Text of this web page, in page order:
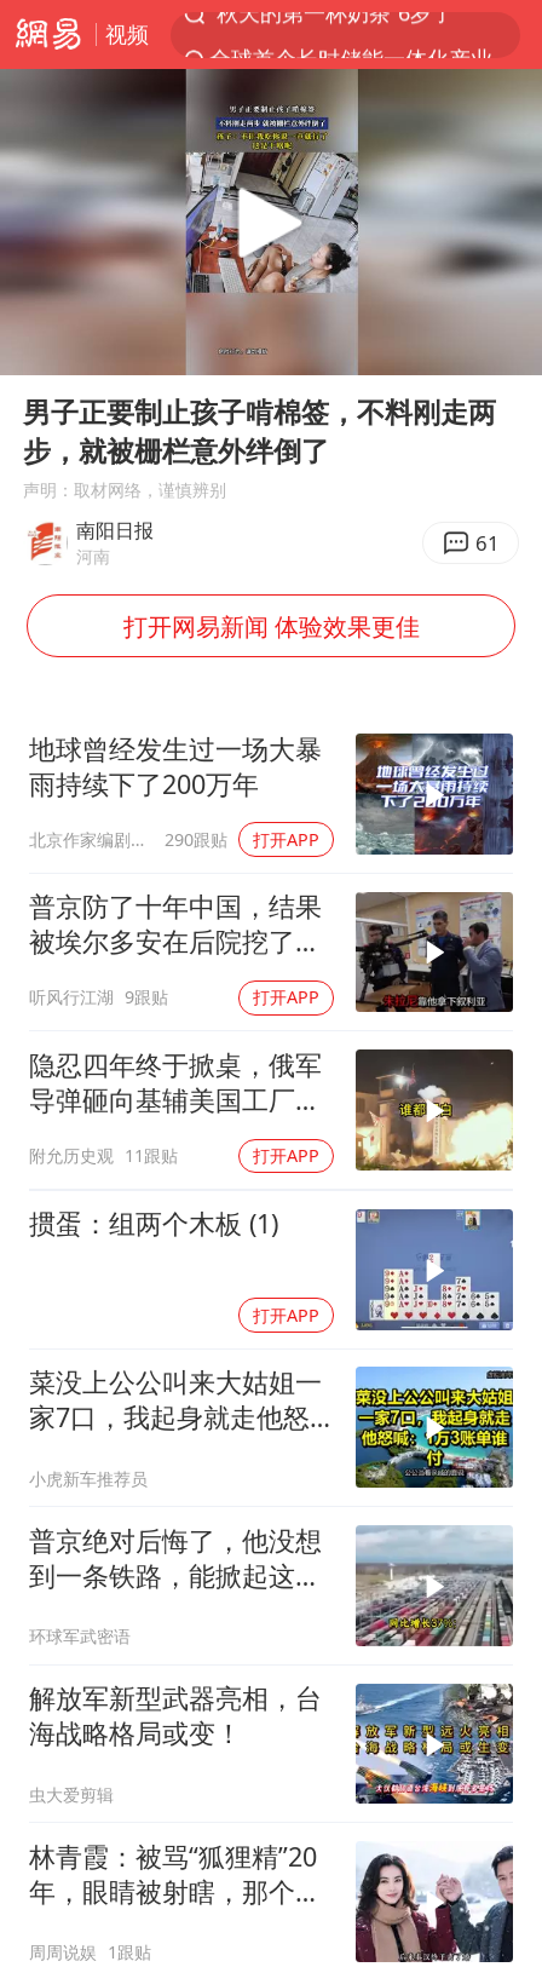
视频
名创优品回应女子吐槽内裤质量差
上海：台风白海豚或将带来龙卷风
国乒男单横滨冠军赛全军覆没
38岁演员求职万岁山NPC成功
胡彦斌获《歌手2026》歌王
我国外贸延续良好增长态势
夯实基础开新局
Play
男子正要制止孩子啃棉签，不料刚走两
步，就被栅栏意外绊倒了
声明：取材网络，谨慎辨别
南阳日报
河南 61
打开网易新闻 体验效果更佳
地球曾经发生过一场大暴
雨持续下了200万年
北京作家编剧肥猪满圈 290跟贴 打开APP
普京防了十年中国，结果
被埃尔多安在后院挖了墙
听风行江湖 9跟贴 打开APP
隐忍四年终于掀桌，俄军
导弹砸向基辅美国工厂，
附允历史观 11跟贴 打开APP
掼蛋：组两个木板 (1)
打开APP
菜没上公公叫来大姑姐一
家7口，我起身就走他怒
小虎新车推荐员
普京绝对后悔了，他没想
到一条铁路，能掀起这么
改写
环球军武密语
解放军新型武器亮相，台
海战略格局或变！
虫大爱剪辑
林青霞：被骂“狐狸精”20
年，眼睛被射瞎，那个男
周周说娱 1跟贴